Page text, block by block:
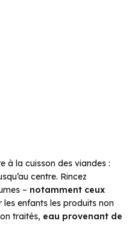
à la cuisson des viandes :
centre. Rincez
– notamment ceux
les enfants les produits non
traités, eau provenant de